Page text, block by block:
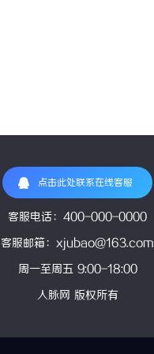
点击此处联系在线客服
客服电话：400-000-0000
客服邮箱：xjubao@163.com
周一至周五 9:00-18:00
人脉网 版权所有